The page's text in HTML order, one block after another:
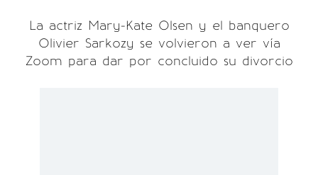
La actriz Mary-Kate Olsen y el banquero
Olivier Sarkozy se volvieron a ver vía
Zoom para dar por concluido su divorcio